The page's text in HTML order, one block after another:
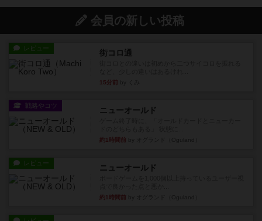
会員の新しい投稿
レビュー 街コロ通
15分前
戦略やコツ ニューオールド
約1時間前
レビュー ニューオールド
約1時間前